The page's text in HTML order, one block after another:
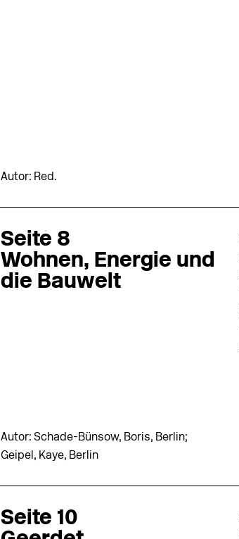
Autor: Red.
Seite 8
Wohnen, Energie und
die Bauwelt
Autor: Schade-Bünsow, Boris, Berlin;
Geipel, Kaye, Berlin
Seite 10